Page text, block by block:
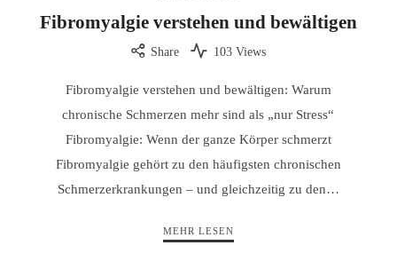
Fibromyalgie verstehen und bewältigen
Share 103 Views
Fibromyalgie verstehen und bewältigen: Warum
chronische Schmerzen mehr sind als „nur Stress“
Fibromyalgie: Wenn der ganze Körper schmerzt
Fibromyalgie gehört zu den häufigsten chronischen
Schmerzerkrankungen – und gleichzeitig zu den…
MEHR LESEN